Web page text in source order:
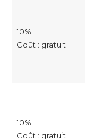
10%
Coût : gratuit
10%
Coût : gratuit